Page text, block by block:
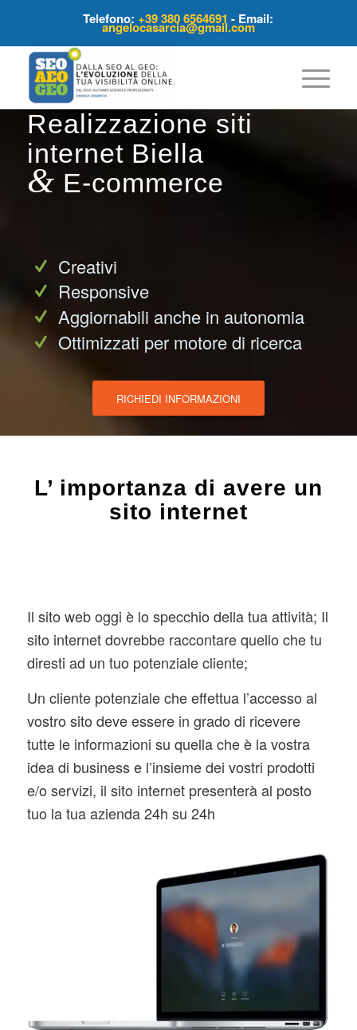
Telefono:+39 380 6564691 - Email:
angelocasarcia@gmail.com
Realizzazione siti
internet Biella
& E-commerce
Creativi
Responsive
Aggiornabili anche in autonomia
Ottimizzati per motore di ricerca
RICHIEDI INFORMAZIONI
L’ importanza di avere un
sito internet
Il sito web oggi è lo specchio della tua attività; Il
sito internet dovrebbe raccontare quello che tu
diresti ad un tuo potenziale cliente;
Un cliente potenziale che effettua l’accesso al
vostro sito deve essere in grado di ricevere
tutte le informazioni su quella che è la vostra
idea di business e l’insieme dei vostri prodotti
e/o servizi, il sito internet presenterà al posto
tuo la tua azienda 24h su 24h